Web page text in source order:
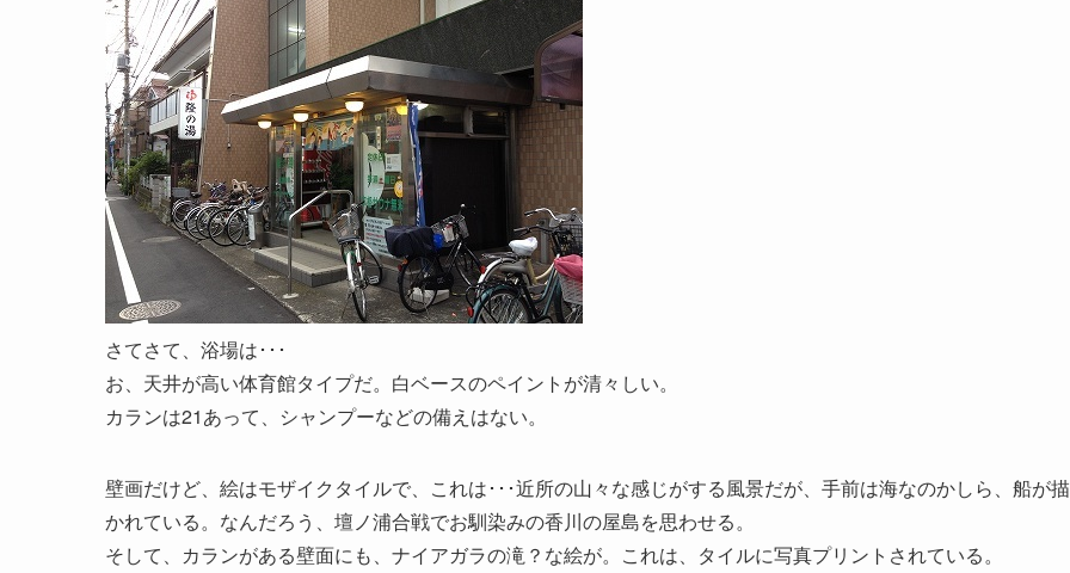
さてさて、浴場は･･･
お、天井が高い体育館タイプだ。白ベースのペイントが清々しい。
カランは21あって、シャンプーなどの備えはない。
壁画だけど、絵はモザイクタイルで、これは･･･近所の山々な感じがする風景だが、手前は海なのかしら、船が描
かれている。なんだろう、壇ノ浦合戦でお馴染みの香川の屋島を思わせる。
そして、カランがある壁面にも、ナイアガラの滝？な絵が。これは、タイルに写真プリントされている。